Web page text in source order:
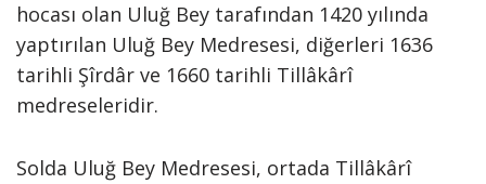
hocası olan Uluğ Bey tarafından 1420 yılında
yaptırılan Uluğ Bey Medresesi, diğerleri 1636
tarihli Şîrdâr ve 1660 tarihli Tillâkârî
medreseleridir.
Solda Uluğ Bey Medresesi, ortada Tillâkârî